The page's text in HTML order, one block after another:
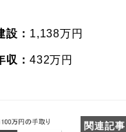
設： 1,138万円
収： 432万円